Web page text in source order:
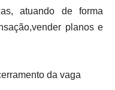
atuando de forma
planos e
da vaga